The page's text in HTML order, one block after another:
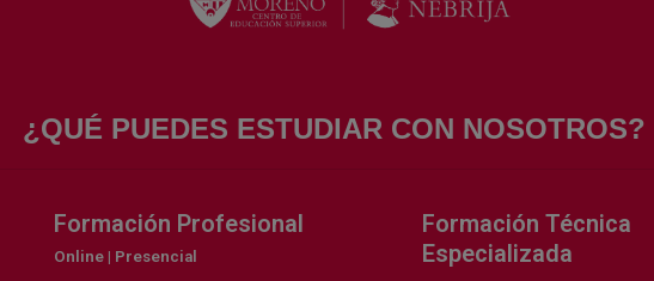
¿QUÉ PUEDES ESTUDIAR CON NOSOTROS?
Formación Profesional
Online | Presencial
Formación Técnica
Especializada